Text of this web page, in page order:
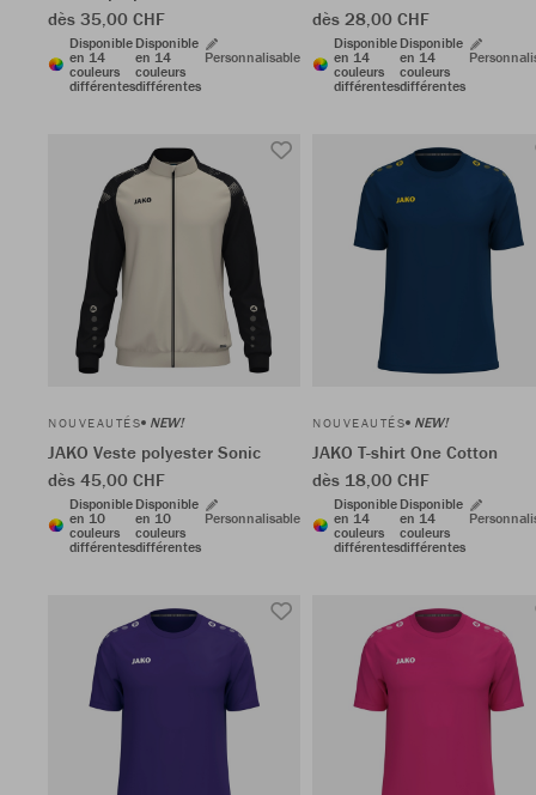
dès 35,00 CHF
Disponible
en 14
couleurs
différentes
Disponible
en 14
couleurs
différentes
Personnalisable
dès 28,00 CHF
Disponible
en 14
couleurs
différentes
Disponible
en 14
couleurs
différentes
NOUVEAUTÉS NEW!
JAKO Veste polyester Sonic
dès 45,00 CHF
Disponible
en 10
couleurs
différentes
Disponible
en 10
couleurs
différentes
Personnalisable
NOUVEAUTÉS NEW!
JAKO T-shirt One Cotton
dès 18,00 CHF
Disponible
en 14
couleurs
différentes
Disponible
en 14
couleurs
différentes